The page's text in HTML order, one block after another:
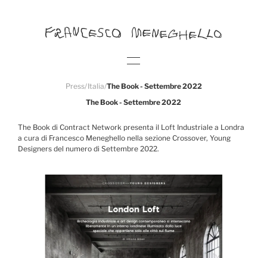
The Book - Settembre 2022
Press/Italia/The Book - Settembre 2022
The Book di Contract Network presenta il Loft Industriale a Londra
a cura di Francesco Meneghello nella sezione Crossover, Young
Designers del numero di Settembre 2022.